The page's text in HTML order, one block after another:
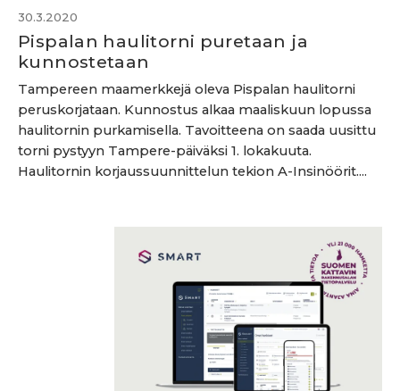
30.3.2020
Pispalan haulitorni puretaan ja
kunnostetaan
Tampereen maamerkkejä oleva Pispalan haulitorni
peruskorjataan. Kunnostus alkaa maaliskuun lopussa
haulitornin purkamisella. Tavoitteena on saada uusittu
torni pystyyn Tampere-päiväksi 1. lokakuuta.
Haulitornin korjaussuunnittelun tekion A-Insinöörit....